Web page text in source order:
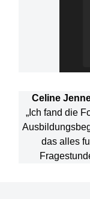
Celine
„Ich fand die
das alles